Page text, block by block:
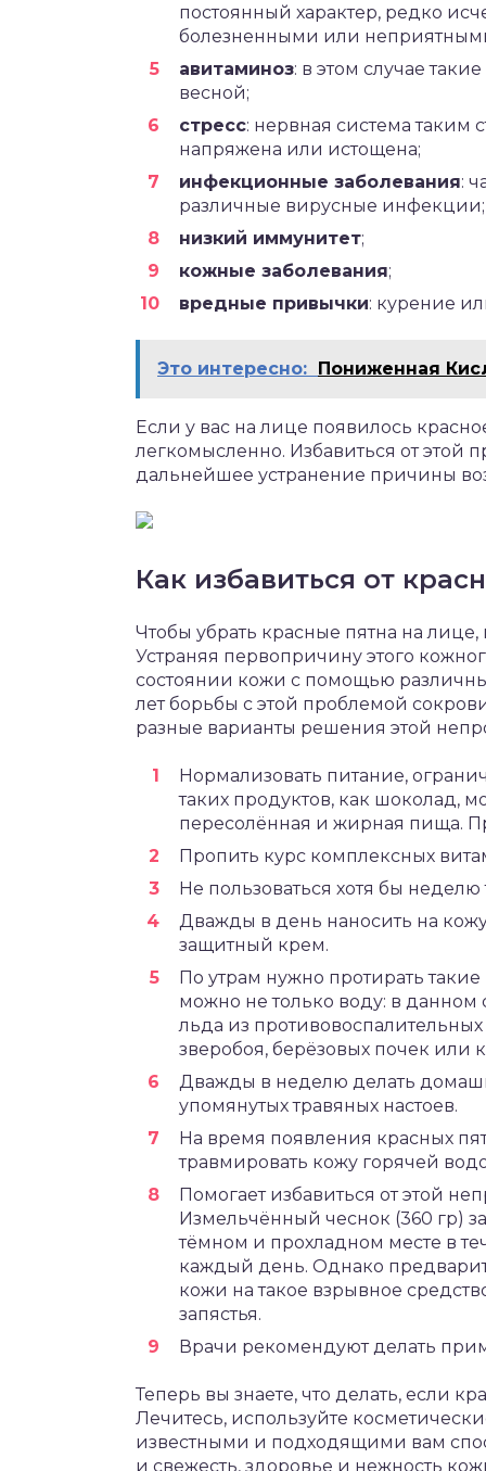
постоянный характер, редко
болезненными или
авитаминоз: в этом случае
весной;
стресс: нервная система таким
напряжена или истощена;
инфекционные заболевания:
различные вирусные инфекции;
низкий иммунитет;
кожные заболевания;
вредные привычки: курение
Это интересно: Пониженная
Если у вас на лице появилось
легкомысленно. Избавиться от
дальнейшее устранение причины
Как избавиться от
Чтобы убрать красные пятна на
Устраняя первопричину этого
состоянии кожи с помощью
лет борьбы с этой проблемой
разные варианты решения этой
Нормализовать питание,
таких продуктов, как шоколад,
пересолённая и жирная пища.
Пропить курс комплексных
Не пользоваться хотя бы
Дважды в день наносить на
защитный крем.
По утрам нужно протирать
можно не только воду: в
льда из
зверобоя, берёзовых почек или
Дважды в неделю делать
упомянутых травяных настоев.
На время появления красных
травмировать кожу горячей
Помогает избавиться от этой
Измельчённый чеснок (360 гр)
тёмном и прохладном месте в
каждый день. Однако
кожи на такое взрывное
запястья.
Врачи рекомендуют делать
Теперь вы знаете, что делать, если
Лечитесь, используйте
известными и подходящими вам
и свежесть, здоровье и нежность